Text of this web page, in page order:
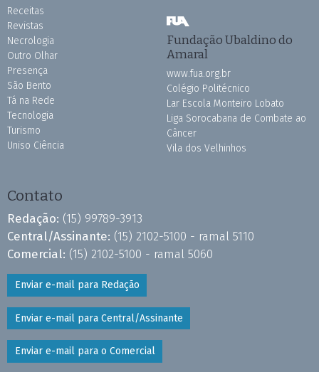
Receitas
Revistas
Necrologia
Outro Olhar
Presença
São Bento
Tá na Rede
Tecnologia
Turismo
Uniso Ciência
Fundação Ubaldino do
Amaral
www.fua.org.br
Colégio Politécnico
Lar Escola Monteiro Lobato
Liga Sorocabana de Combate ao
Câncer
Vila dos Velhinhos
Contato
Redação: (15) 99789-3913
Central/Assinante: (15) 2102-5100 - ramal 5110
Comercial: (15) 2102-5100 - ramal 5060
Enviar e-mail para Redação
Enviar e-mail para Central/Assinante
Enviar e-mail para o Comercial